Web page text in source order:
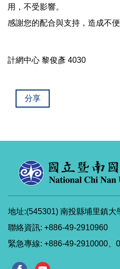
用，不受影響。
感謝您的配合與支持，造成不便
計網中心 黎俊彥 4030
分享
地址:(545301) 南投縣埔里鎮大
聯絡資訊: +886-49-2910960
緊急專線: +886-49-2910000、